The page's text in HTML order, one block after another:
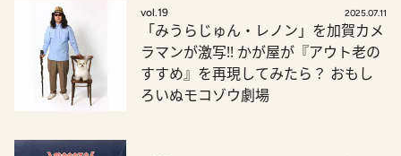
vol.19 2025.07.11
「みうらじゅん・レノン」を加賀カメ
ラマンが激写!! かが屋が『アウト老の
すすめ』を再現してみたら？ おもし
ろいぬモコゾウ劇場